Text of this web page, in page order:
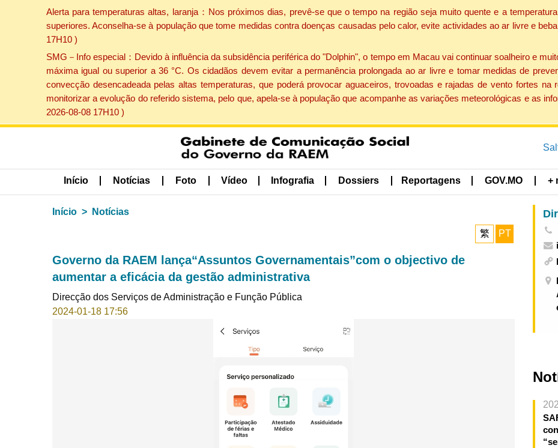
Alerta para temperaturas altas, laranja：Nos próximos dias, prevê-se que o tempo na região seja muito quente e a
superiores. Aconselha-se à população que tome medidas contra doenças causadas pelo calor, evite actividades ao ar livre e
17H10 )
SMG－Info especial：Devido à influência da subsidência periférica do "Dolphin", o tempo em Macau vai continuar soalheiro e
máxima igual ou superior a 36 °C. Os cidadãos devem evitar a permanência prolongada ao ar livre e tomar medidas de
convecção desencadeada pelas altas temperaturas, que poderá provocar aguaceiros, trovoadas e rajadas de vento fortes
monitorizar a evolução do referido sistema, pelo que, apela-se à população que acompanhe as variações meteorológicas e as
2026-08-08 17H10 )
Início Notícias Foto Vídeo Infografia Dossiers Reportagens GOV.MO +
Início Notícias
繁 PT
Governo da RAEM lança“Assuntos Governamentais”com o objectivo de
aumentar a eficácia da gestão administrativa
Direcção dos Serviços de Administração e Função Pública
2024-01-18 17:56